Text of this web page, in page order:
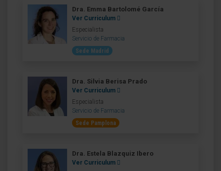
Dra. Emma Bartolomé García
Ver Curriculum
Especialista
Servicio de Farmacia
Sede Madrid
Dra. Silvia Berisa Prado
Ver Curriculum
Especialista
Servicio de Farmacia
Sede Pamplona
Dra. Estela Blazquiz Ibero
Ver Curriculum